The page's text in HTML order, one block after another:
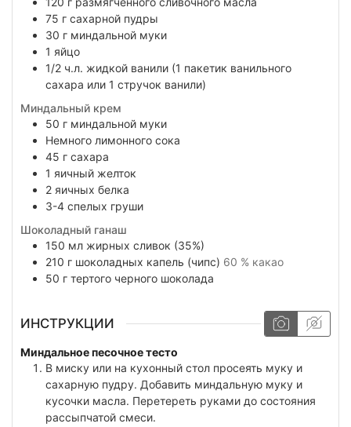
75 г сахарной пудры
30 г миндальной муки
1 яйцо
1/2 ч.л. жидкой ванили (1 пакетик ванильного
сахара или 1 стручок ванили)
Миндальный крем
50 г миндальной муки
Немного лимонного сока
45 г сахара
1 яичный желток
2 яичных белка
3-4 спелых груши
Шоколадный ганаш
150 мл жирных сливок (35%)
210 г шоколадных капель (чипс) 60 % какао
50 г тертого черного шоколада
ИНСТРУКЦИИ
Миндальное песочное тесто
В миску или на кухонный стол просеять муку и
сахарную пудру. Добавить миндальную муку и
кусочки масла. Перетереть руками до состояния
рассыпчатой смеси.